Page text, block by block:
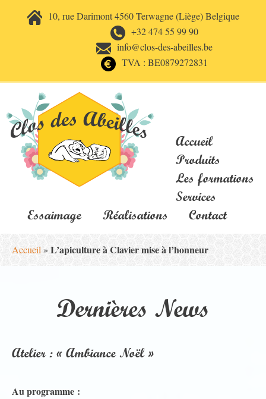
10, rue Darimont 4560 Terwagne (Liège) Belgique
+32 474 55 99 90
info@clos-des-abeilles.be
TVA : BE0879272831
Accueil
Produits
Les formations
Services
Essaimage
Réalisations Contact
Accueil » L’apiculture à Clavier mise à l’honneur
Dernières News
Atelier : « Ambiance Noël »
Au programme :